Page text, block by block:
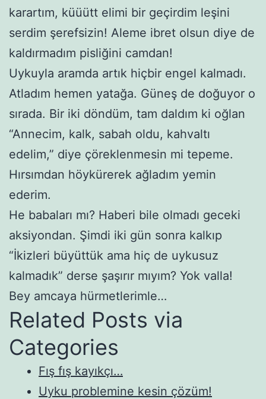
karartım, küüütt elimi bir geçirdim leşini
serdim şerefsizin! Aleme ibret olsun diye de
kaldırmadım pisliğini camdan!
Uykuyla aramda artık hiçbir engel kalmadı.
Atladım hemen yatağa. Güneş de doğuyor o
sırada. Bir iki döndüm, tam daldım ki oğlan
“Annecim, kalk, sabah oldu, kahvaltı
edelim,” diye çöreklenmesin mi tepeme.
Hırsımdan höykürerek ağladım yemin
ederim.
He babaları mı? Haberi bile olmadı geceki
aksiyondan. Şimdi iki gün sonra kalkıp
“İkizleri büyüttük ama hiç de uykusuz
kalmadık” derse şaşırır mıyım? Yok valla!
Bey amcaya hürmetlerimle…
Related Posts via
Categories
Fış fış kayıkçı…
Uyku problemine kesin çözüm!